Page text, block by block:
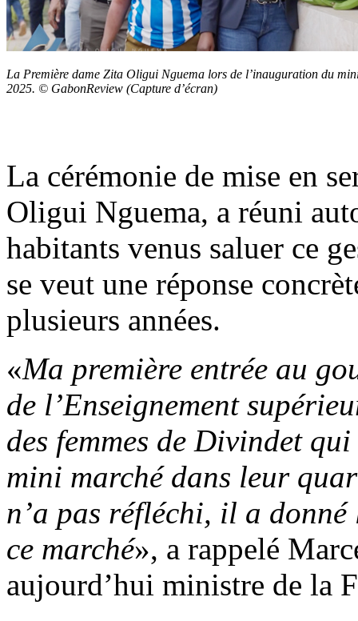
La Première dame Zita Oligui Nguema lors de l’inauguration du
2025. © GabonReview (Capture d’écran)
La cérémonie de mise en
Oligui Nguema, a réuni
habitants venus saluer ce
se veut une réponse
plusieurs années.
«Ma première entrée au
de l’Enseignement
des femmes de Divindet
mini marché dans leur
n’a pas réfléchi, il a
ce marché», a rappelé
aujourd’hui ministre de la